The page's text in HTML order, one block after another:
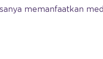
memanfaatkan